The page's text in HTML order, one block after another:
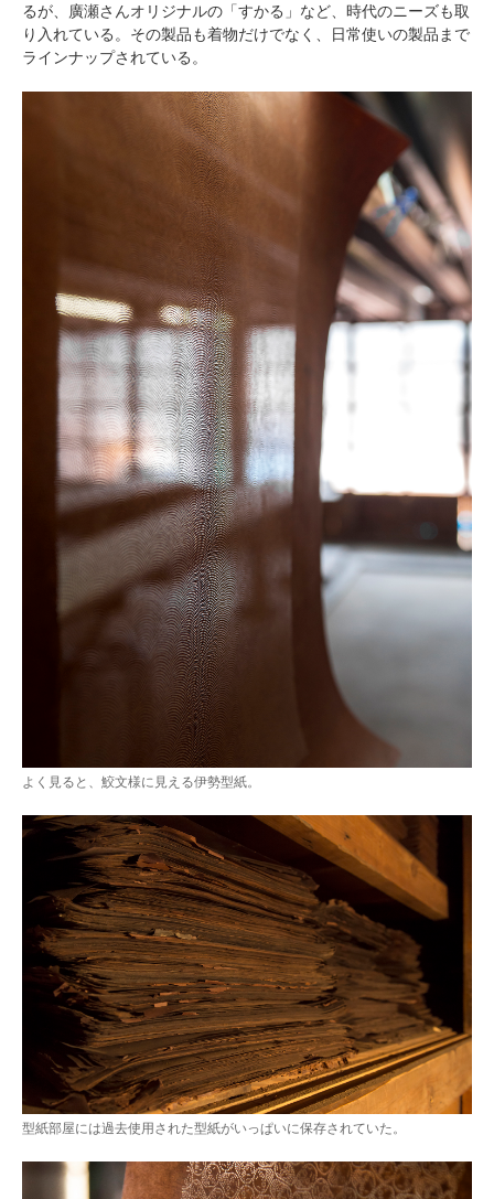
るが、廣瀬さんオリジナルの「すかる」など、時代のニーズも取
り入れている。その製品も着物だけでなく、日常使いの製品まで
ラインナップされている。
よく見ると、鮫文様に見える伊勢型紙。
型紙部屋には過去使用された型紙がいっぱいに保存されていた。